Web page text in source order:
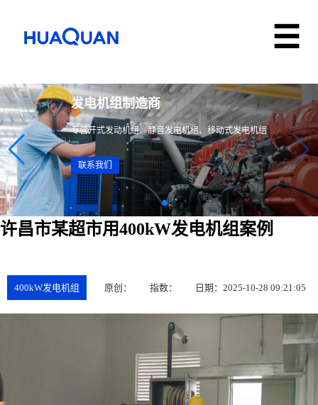
发电机组制造商
专营开式发动机组、静音发电机组、移动式发电机组
联系我们
许昌市某超市用400kW发电机组案例
400kW发电机组 原创： 指数： 日期：2025-10-28 09:21:05